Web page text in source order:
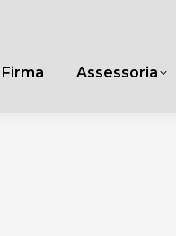
Firma Assessoria